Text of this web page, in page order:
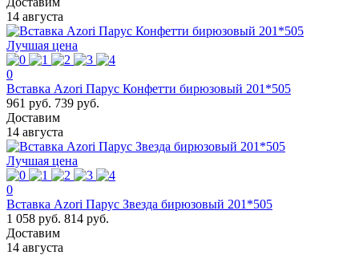
14 августа
Лучшая цена
0
Вставка Azori Парус Конфетти бирюзовый 201*505
961 руб. 739 руб.
Доставим
14 августа
Лучшая цена
0
Вставка Azori Парус Звезда бирюзовый 201*505
1 058 руб. 814 руб.
Доставим
14 августа